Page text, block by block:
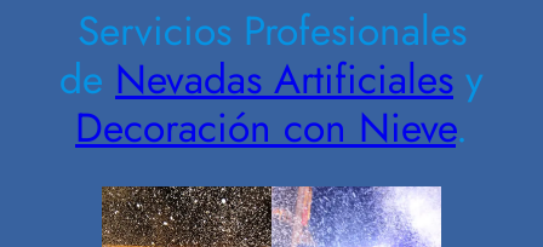
Servicios Profesionales
de Nevadas Artificiales y
Decoración con Nieve.